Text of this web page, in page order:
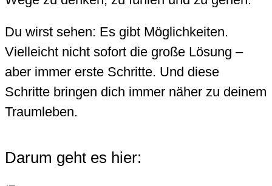
Du wirst sehen: Es gibt Möglichkeiten.
Vielleicht nicht sofort die große Lösung –
aber immer erste Schritte. Und diese
Schritte bringen dich immer näher zu deinem
Traumleben.
Darum geht es hier: